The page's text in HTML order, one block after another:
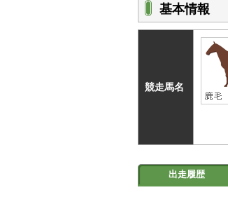
基本情報
競走馬名
出走履歴